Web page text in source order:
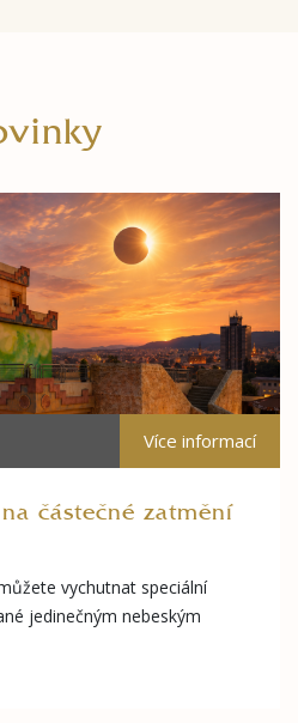
Více informací
částečné zatmění
vychutnat speciální
jedinečným nebeským